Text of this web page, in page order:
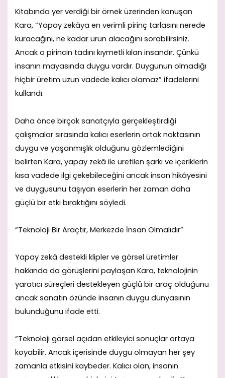
Kitabında yer verdiği bir örnek üzerinden konuşan
Kara, “Yapay zekâya en verimli pirinç tarlasını nerede
kuracağını, ne kadar ürün alacağını sorabilirsiniz.
Ancak o pirincin tadını kıymetli kılan insandır. Çünkü
insanın mayasında duygu vardır. Duygunun olmadığı
hiçbir üretim uzun vadede kalıcı olamaz” ifadelerini
kullandı.
Daha önce birçok sanatçıyla gerçekleştirdiği
çalışmalar sırasında kalıcı eserlerin ortak noktasının
duygu ve yaşanmışlık olduğunu gözlemlediğini
belirten Kara, yapay zekâ ile üretilen şarkı ve içeriklerin
kısa vadede ilgi çekebileceğini ancak insan hikâyesini
ve duygusunu taşıyan eserlerin her zaman daha
güçlü bir etki bıraktığını söyledi.
“Teknoloji Bir Araçtır, Merkezde İnsan Olmalıdır”
Yapay zekâ destekli klipler ve görsel üretimler
hakkında da görüşlerini paylaşan Kara, teknolojinin
yaratıcı süreçleri destekleyen güçlü bir araç olduğunu
ancak sanatın özünde insanın duygu dünyasının
bulunduğunu ifade etti.
“Teknoloji görsel açıdan etkileyici sonuçlar ortaya
koyabilir. Ancak içerisinde duygu olmayan her şey
zamanla etkisini kaybeder. Kalıcı olan, insanın